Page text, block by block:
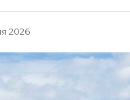
2026